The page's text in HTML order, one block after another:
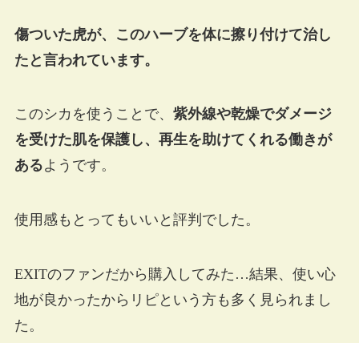
傷ついた虎が、このハーブを体に擦り付けて治し
たと言われています。
このシカを使うことで、 紫外線や乾燥でダメージ
を受けた肌を保護し、再生を助けてくれる働きが
あるようです。
使用感もとってもいいと評判でした。
EXITのファンだから購入してみた…結果、使い心
地が良かったからリピという方も多く見られまし
た。